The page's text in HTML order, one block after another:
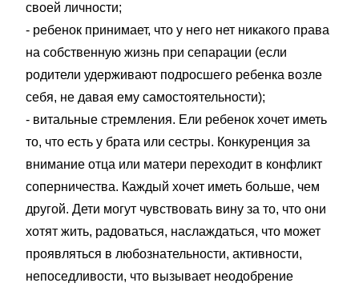
своей личности;
- ребенок принимает, что у него нет никакого права
на собственную жизнь при сепарации (если
родители удерживают подросшего ребенка возле
себя, не давая ему самостоятельности);
- витальные стремления. Ели ребенок хочет иметь
то, что есть у брата или сестры. Конкуренция за
внимание отца или матери переходит в конфликт
соперничества. Каждый хочет иметь больше, чем
другой. Дети могут чувствовать вину за то, что они
хотят жить, радоваться, наслаждаться, что может
проявляться в любознательности, активности,
непоседливости, что вызывает неодобрение